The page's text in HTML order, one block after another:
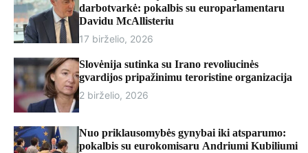
r
darbotvarkė: pokalbis su europarlamentaru
Davidu McAllisteriu
17 birželio, 2026
Slovėnija sutinka su Irano revoliucinės
gvardijos pripažinimu teroristine organizacija
2 birželio, 2026
Nuo priklausomybės gynybai iki atsparumo:
pokalbis su eurokomisaru Andriumi Kubiliumi